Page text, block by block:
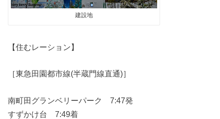
建設地
【住むレーション】
［東急田園都市線(半蔵門線直通)］
南町田グランベリーパーク 7:47発
すずかけ台 7:49着